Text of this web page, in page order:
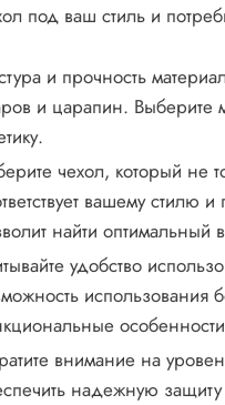
под ваш стиль и
и прочность
и царапин. Выберите
чехол, который не
вашему стилю
найти оптимальный
удобство
использования
внимание на
надежную